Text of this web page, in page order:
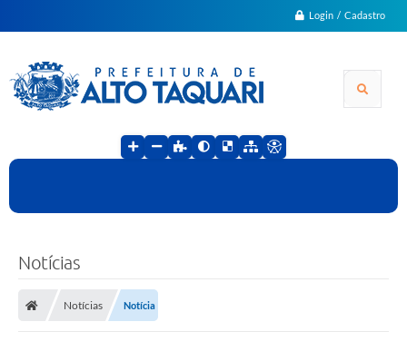
Login / Cadastro
Notícias
Notícias Notícia